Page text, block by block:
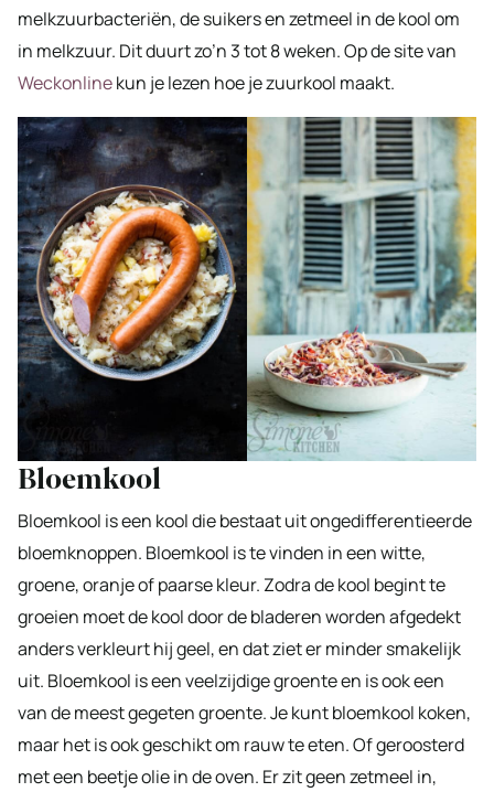
melkzuurbacteriën, de suikers en zetmeel in de kool om
in melkzuur. Dit duurt zo’n 3 tot 8 weken. Op de site van
Weckonlinekun je lezen hoe je zuurkool maakt.
Bloemkool
Bloemkool is een kool die bestaat uit ongedifferentieerde
bloemknoppen. Bloemkool is te vinden in een witte,
groene, oranje of paarse kleur. Zodra de kool begint te
groeien moet de kool door de bladeren worden afgedekt
anders verkleurt hij geel, en dat ziet er minder smakelijk
uit. Bloemkool is een veelzijdige groente en is ook een
van de meest gegeten groente. Je kunt bloemkool koken,
maar het is ook geschikt om rauw te eten. Of geroosterd
met een beetje olie in de oven. Er zit geen zetmeel in,